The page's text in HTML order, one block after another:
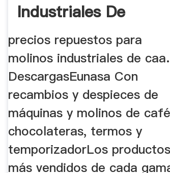
Industriales De
Caña
precios repuestos para
molinos industriales de caa.
DescargasEunasa Con
recambios y despieces de
máquinas y molinos de
chocolateras, termos y
temporizadorLos productos
más vendidos de cada